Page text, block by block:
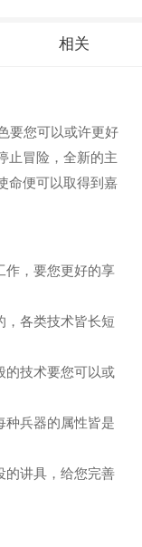
相关
要您可以或许更好
止冒险，全新的主
命便可以取得到嘉
作，要您更好的享
，各类技术皆长短
的技术要您可以或
种兵器的属性皆是
的讲具，给您完善